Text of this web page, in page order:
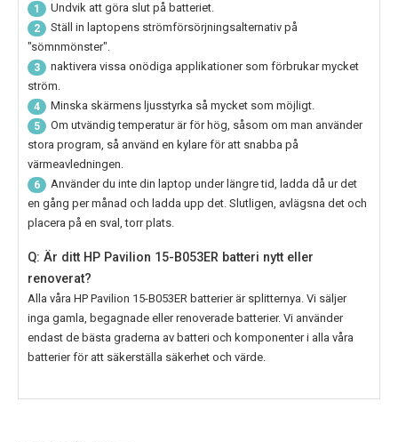
1 Undvik att göra slut på batteriet.
2
Ställ in laptopens strömförsörjningsalternativ på
"sömnmönster".
3
naktivera vissa onödiga applikationer som förbrukar mycket
ström.
4 Minska skärmens ljusstyrka så mycket som möjligt.
5
Om utvändig temperatur är för hög, såsom om man använder
stora program, så använd en kylare för att snabba på
värmeavledningen.
6
Använder du inte din laptop under längre tid, ladda då ur det
en gång per månad och ladda upp det. Slutligen, avlägsna det och
placera på en sval, torr plats.
Q: Är ditt HP Pavilion 15-B053ER batteri nytt eller
renoverat?
Alla våra HP Pavilion 15-B053ER batterier är splitternya. Vi säljer
inga gamla, begagnade eller renoverade batterier. Vi använder
endast de bästa graderna av batteri och komponenter i alla våra
batterier för att säkerställa säkerhet och värde.